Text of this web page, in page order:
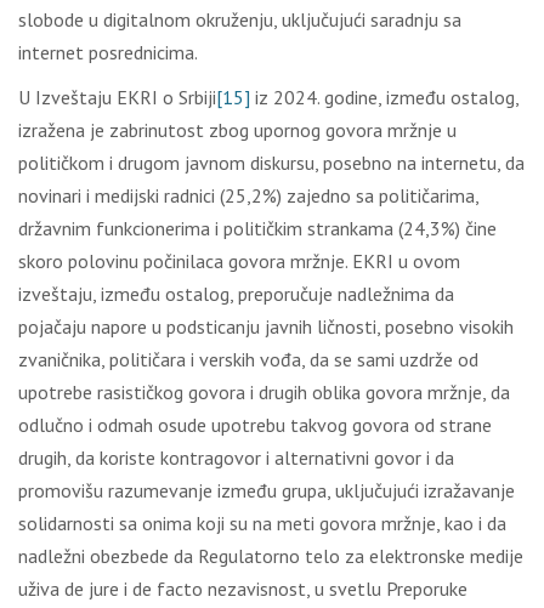
slobode u digitalnom okruženju, uključujući saradnju sa
internet posrednicima.
U Izveštaju EKRI o Srbiji[15] iz 2024. godine, između ostalog,
izražena je zabrinutost zbog upornog govora mržnje u
političkom i drugom javnom diskursu, posebno na internetu, da
novinari i medijski radnici (25,2%) zajedno sa političarima,
državnim funkcionerima i političkim strankama (24,3%) čine
skoro polovinu počinilaca govora mržnje. EKRI u ovom
izveštaju, između ostalog, preporučuje nadležnima da
pojačaju napore u podsticanju javnih ličnosti, posebno visokih
zvaničnika, političara i verskih vođa, da se sami uzdrže od
upotrebe rasističkog govora i drugih oblika govora mržnje, da
odlučno i odmah osude upotrebu takvog govora od strane
drugih, da koriste kontragovor i alternativni govor i da
promovišu razumevanje između grupa, uključujući izražavanje
solidarnosti sa onima koji su na meti govora mržnje, kao i da
nadležni obezbede da Regulatorno telo za elektronske medije
uživa de jure i de facto nezavisnost, u svetlu Preporuke